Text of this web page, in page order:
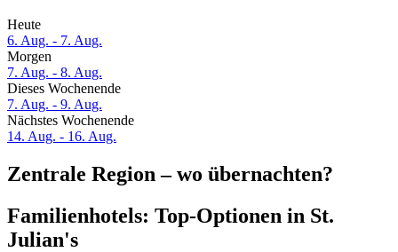
Heute
6. Aug. - 7. Aug.
Morgen
7. Aug. - 8. Aug.
Dieses Wochenende
7. Aug. - 9. Aug.
Nächstes Wochenende
14. Aug. - 16. Aug.
Zentrale Region – wo übernachten?
Familienhotels: Top-Optionen in St.
Julian's